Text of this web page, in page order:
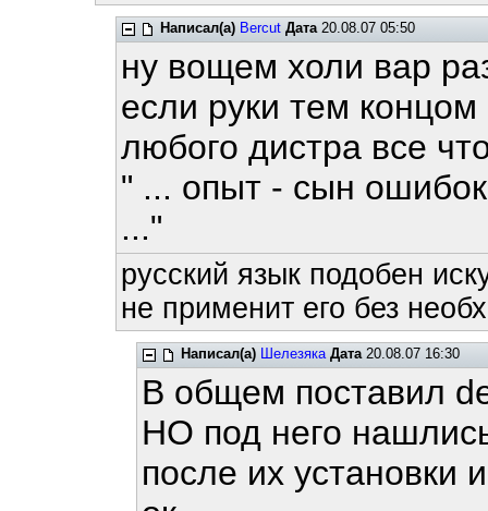
Написал(а) Bercut Дата20.08.07 05:50
ну вощем холи вар
если руки тем концом
любого дистра все
" ... опыт - сын
..."
русский язык подобен
не применит его без
Написал(а) Шелезяка Дата20.08.07 16:30
В общем поставил
НО под него
после их установки